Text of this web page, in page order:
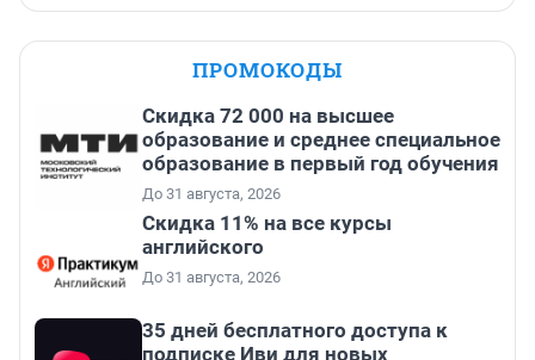
ПРОМОКОДЫ
Скидка 72 000 на высшее
образование и среднее специальное
образование в первый год обучения
До 31 августа, 2026
Скидка 11% на все курсы
английского
До 31 августа, 2026
35 дней бесплатного доступа к
подписке Иви для новых